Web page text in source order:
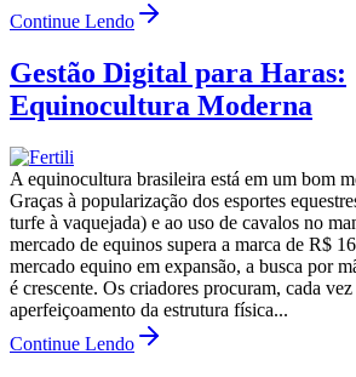
Continue Lendo
Gestão Digital para Haras:
Equinocultura Moderna
A equinocultura brasileira está em um bom
Graças à popularização dos esportes
turfe à vaquejada) e ao uso de cavalos no
mercado de equinos supera a marca de R$
mercado equino em expansão, a busca por
é crescente. Os criadores procuram, cada
aperfeiçoamento da estrutura física...
Continue Lendo